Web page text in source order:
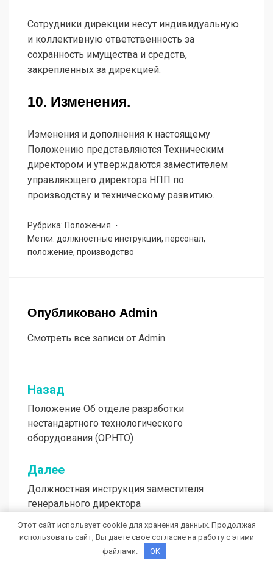
Сотрудники дирекции несут индивидуальную
и коллективную ответственность за
сохранность имущества и средств,
закрепленных за дирекцией.
10. Изменения.
Изменения и дополнения к настоящему
Положению представляются Техническим
директором и утверждаются заместителем
управляющего директора НПП по
производству и техническому развитию.
Рубрика: Положения
Метки: должностные инструкции, персонал,
положение, производство
Опубликовано Admin
Смотреть все записи от Admin
Навигация
по
записям
Назад
Положение Об отделе разработки
нестандартного технологического
оборудования (ОРНТО)
Далее
Должностная инструкция заместителя
генерального директора
Этот сайт использует cookie для хранения данных. Продолжая
использовать сайт, Вы даете свое согласие на работу с этими
файлами.
OK